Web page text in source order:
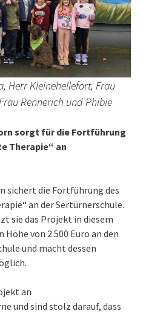
Herr Kleinehellefort, Frau
Rennerich und Phibie
sorgt für die Fortführung
Therapie“ an
sichert die Fortführung des
an der Sertürnerschule.
sie das Projekt in diesem
von 2.500 Euro an den
und macht dessen
an
und sind stolz darauf, dass